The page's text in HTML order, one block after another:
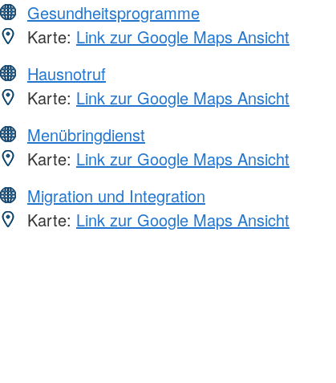
Gesundheitsprogramme
Karte: Link zur Google Maps Ansicht
Hausnotruf
Karte: Link zur Google Maps Ansicht
Menübringdienst
Karte: Link zur Google Maps Ansicht
Migration und Integration
Karte: Link zur Google Maps Ansicht